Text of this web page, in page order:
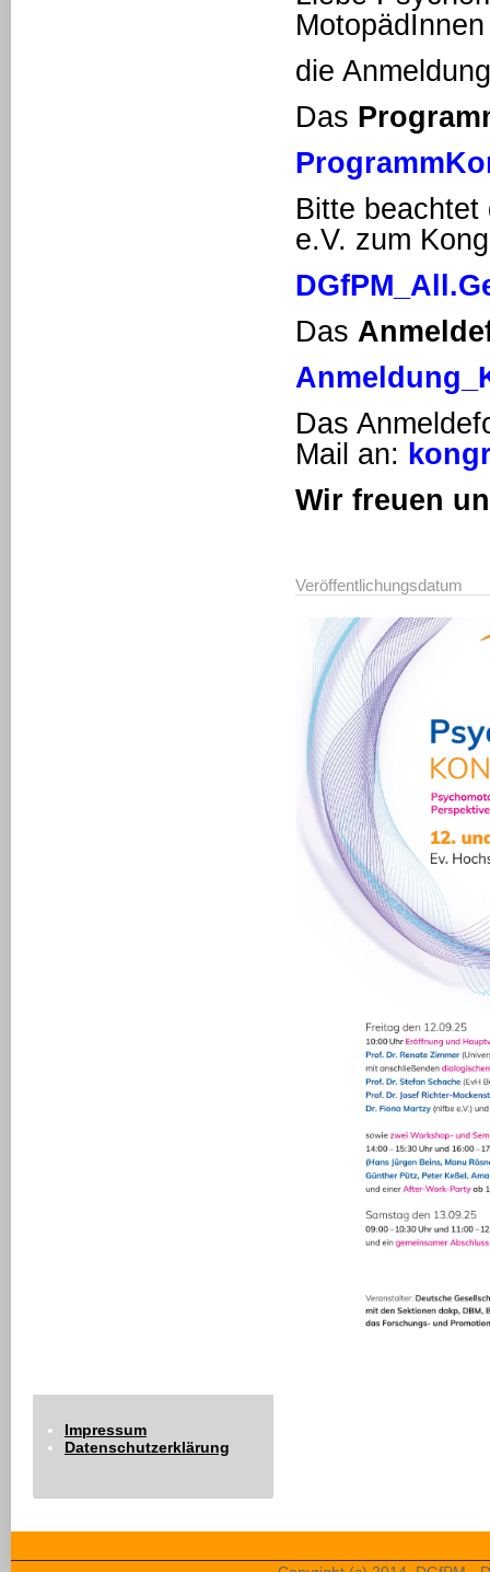
die
Das
Bitte beachtet
e.V. zum
Das
Das
Mail an:
Wir freuen
Veröffentlichungsdatum
Impressum
Datenschutzerklärung